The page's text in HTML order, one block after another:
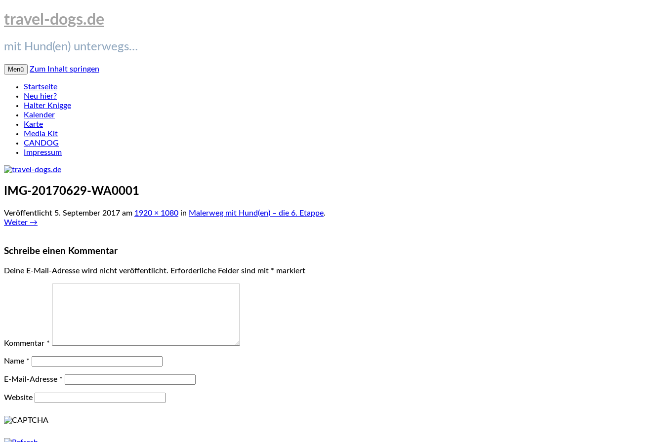
travel-dogs.de
mit Hund(en) unterwegs…
Menü Zum Inhalt springen
Startseite
Neu hier?
Halter Knigge
Kalender
Karte
Media Kit
CANDOG
Impressum
IMG-20170629-WA0001
Veröffentlicht 5. September 2017 am 1920 × 1080 in Malerweg mit Hund(en) – die 6. Etappe.
Weiter →
Schreibe einen Kommentar
Deine E-Mail-Adresse wird nicht veröffentlicht. Erforderliche Felder sind mit * markiert
Kommentar *
Name *
E-Mail-Adresse *
Website